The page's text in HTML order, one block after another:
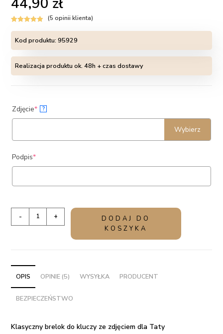
5.00
na 5 na
podstawie
ocen
klientów
(5 opinii klienta)
Kod produktu:95929
Realizacja produktu ok. 48h + czas dostawy
Zdjęcie*(required)
?
Wybierz
Podpis*(required)
Klasyczny
kluczy
ze
zdjęciem
dla
- +
DODAJ DO
KOSZYKA
OPIS OPINIE (5) WYSYŁKA PRODUCENT
BEZPIECZEŃSTWO
Klasyczny brelok do kluczy ze zdjęciem dla Taty